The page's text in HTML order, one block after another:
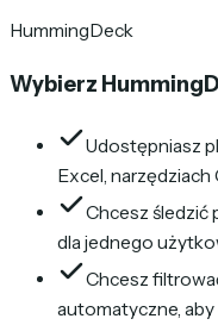
HummingDeck
Wybierz
Udostępniasz
Excel,
Chcesz śledzić
dla jednego
Chcesz
automatyczne,